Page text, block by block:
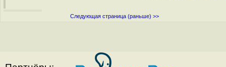
Следующая страница (раньше) >>